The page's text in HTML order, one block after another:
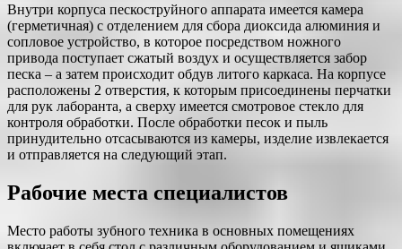
Внутри корпуса пескоструйного аппарата имеется камера
(герметичная) с отделением для сбора диоксида алюминия и
сопловое устройство, в которое посредством ножного
привода поступает сжатый воздух и осуществляется забор
песка – а затем происходит обдув литого каркаса. На корпусе
расположены 2 отверстия, к которым присоединены перчатки
для рук лаборанта, а сверху имеется смотровое стекло для
контроля обработки. После обработки песок и пыль
принудительно отсасываются из камеры, изделие извлекается
и отправляется на следующий этап.
Рабочие места специалистов
Место работы зубного техника в основных помещениях